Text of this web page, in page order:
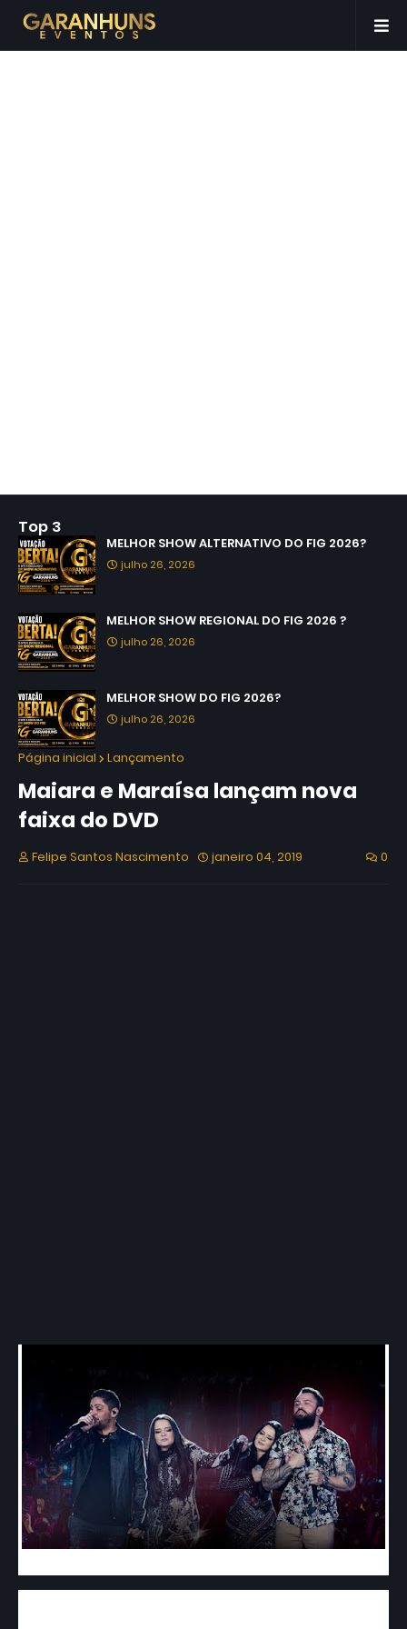
Top 3
MELHOR SHOW ALTERNATIVO DO FIG 2026?
julho 26, 2026
MELHOR SHOW REGIONAL DO FIG 2026 ?
julho 26, 2026
MELHOR SHOW DO FIG 2026?
julho 26, 2026
Página inicial Lançamento
Maiara e Maraísa lançam nova
faixa do DVD
Felipe Santos Nascimento janeiro 04, 2019 0